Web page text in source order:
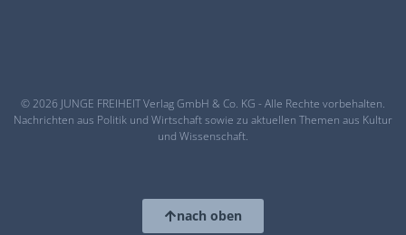
© 2026 JUNGE FREIHEIT Verlag GmbH & Co. KG - Alle Rechte vorbehalten.
Nachrichten aus Politik und Wirtschaft sowie zu aktuellen Themen aus Kultur
und Wissenschaft.
nach oben